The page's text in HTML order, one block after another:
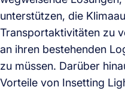
unterstützen, die
Transportaktivitäten zu
an ihren bestehenden
zu müssen. Darüber
Vorteile von Insetting